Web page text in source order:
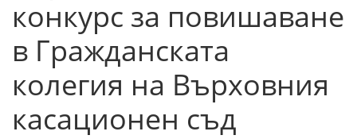
конкурс за повишаване
в Гражданската
колегия на Върховния
касационен съд